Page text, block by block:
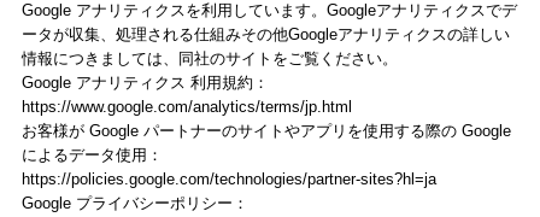
Google アナリティクスを利用しています。Googleアナリティクスでデ
ータが収集、処理される仕組みその他Googleアナリティクスの詳しい
情報につきましては、同社のサイトをご覧ください。
Google アナリティクス 利用規約：
https://www.google.com/analytics/terms/jp.html
お客様が Google パートナーのサイトやアプリを使用する際の Google
によるデータ使用：
https://policies.google.com/technologies/partner-sites?hl=ja
Google プライバシーポリシー：